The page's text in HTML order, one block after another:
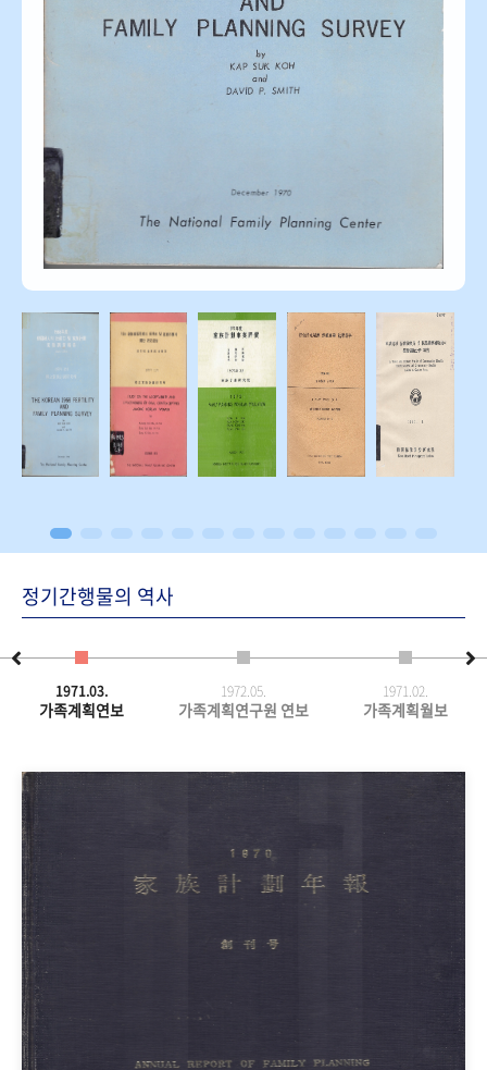
정기간행물의 역사
1971.03.
가족계획연보
1972.05.
가족계획연구원 연보
1971.02.
가족계획월보